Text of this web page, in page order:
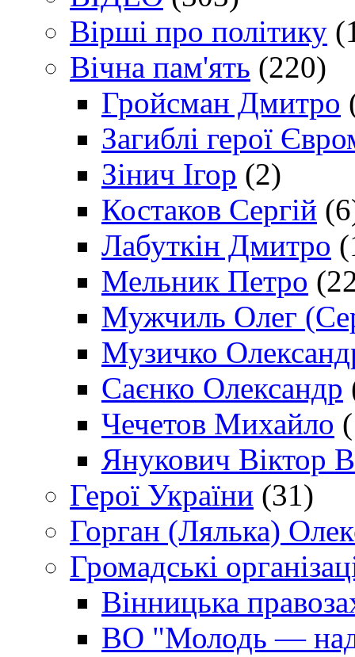
Вірші про політику
Вічна пам'ять (220)
Гройсман Дмитро
Загиблі герої
Зінич Ігор (2)
Костаков Сергій
Лабуткін Дмитро
Мельник Петро
Мужчиль Олег
Музичко
Саєнко Олександр
Чечетов Михайло
Янукович Віктор
Герої України (31)
Горган (Лялька)
Громадські
Вінницька
ВО "Молодь —